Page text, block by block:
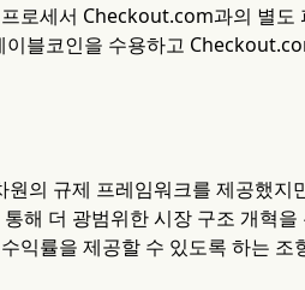
로세서 Checkout.com과의 별
이블코인을 수용하고
의 규제 프레임워크를 제공했
더 광범위한 시장 구조 개혁을
익률을 제공할 수 있도록 하는